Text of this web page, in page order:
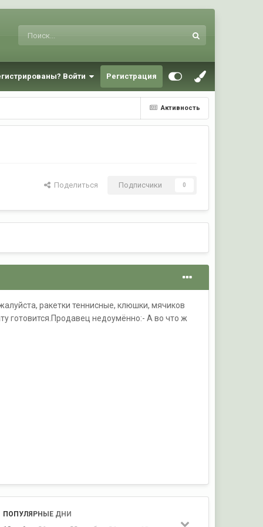
Войти Регистрация
Активность
Поделиться Подписчики 0
ракетки теннисные, клюшки, мячиков
готовится.Продавец недоумённо:- А во что ж
ПОПУЛЯРНЫЕ ДНИ